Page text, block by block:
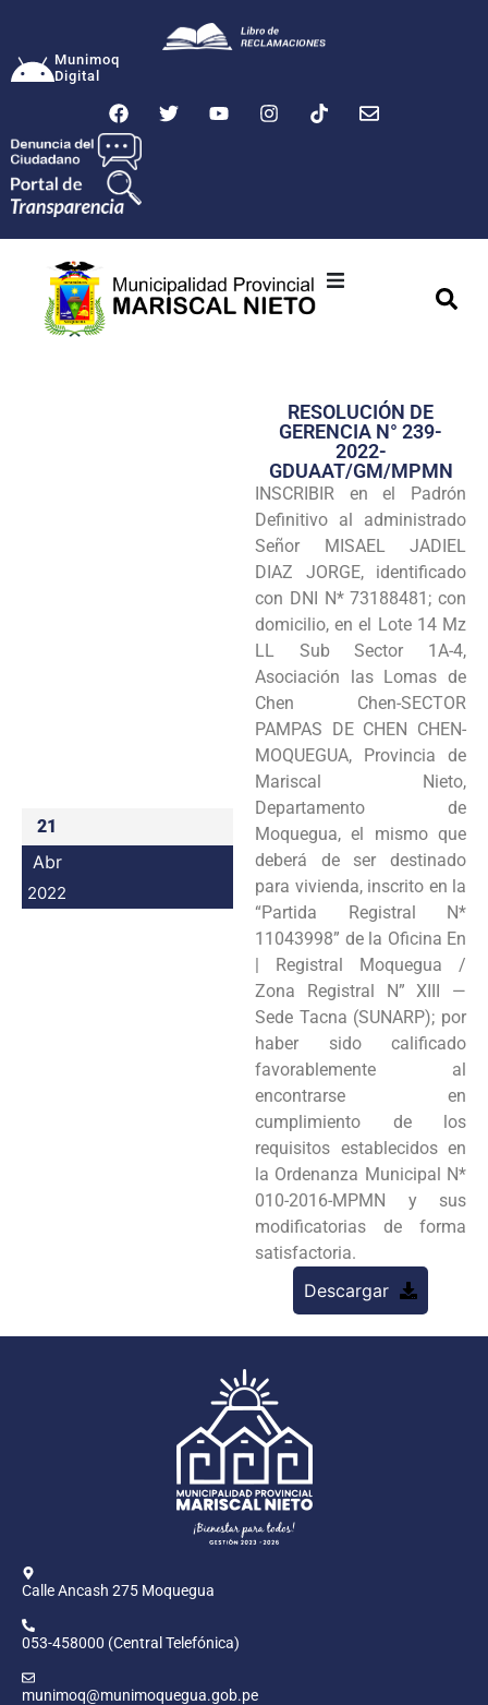
Munimoq
Digital
Transparencia
Seguridad
Programas
Intranet
21
Abr
2022
RESOLUCIÓN DE
GERENCIA N° 239-
2022-
GDUAAT/GM/MPMN
INSCRIBIR en el Padrón
Definitivo al administrado
Señor MISAEL JADIEL
DIAZ JORGE, identificado
con DNI N* 73188481; con
domicilio, en el Lote 14 Mz
LL Sub Sector 1A-4,
Asociación las Lomas de
Chen Chen-SECTOR
PAMPAS DE CHEN CHEN-
MOQUEGUA, Provincia de
Mariscal Nieto,
Departamento de
Moquegua, el mismo que
deberá de ser destinado
para vivienda, inscrito en la
“Partida Registral N*
11043998” de la Oficina En
| Registral Moquegua /
Zona Registral N” XIII —
Sede Tacna (SUNARP); por
haber sido calificado
favorablemente al
encontrarse en
cumplimiento de los
requisitos establecidos en
la Ordenanza Municipal N*
010-2016-MPMN y sus
modificatorias de forma
satisfactoria.
Descargar
Calle Ancash 275 Moquegua
053-458000 (Central Telefónica)
munimoq@munimoquegua.gob.pe